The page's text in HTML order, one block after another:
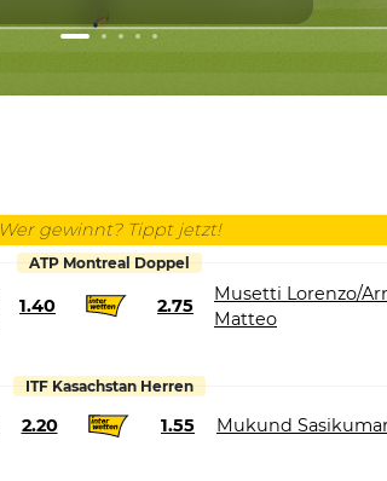
Wer gewinnt? Tippt jetzt!
ATP Montreal Doppel
1.40 2.75
Musetti Lorenzo/
Matteo
ITF Kasachstan Herren
2.20 1.55 Mukund